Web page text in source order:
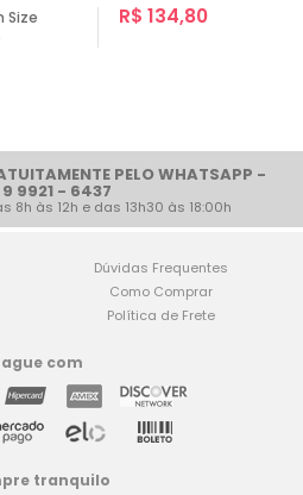
Size
R$ 134,80
PELO WHATSAPP -
9921 - 6437
8h às 12h e das 13h30 às 18:00h
Dúvidas Frequentes
Como Comprar
Política de Frete
com
tranquilo